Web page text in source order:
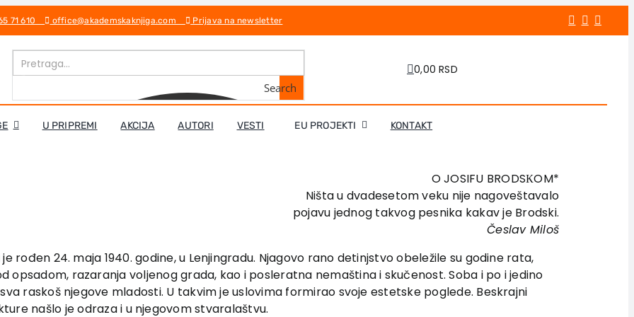
71 610 office@akademskaknjiga.com Prijava na newsletter
Search
0,00 RSD
U PRIPREMI AKCIJA AUTORI VESTI EU PROJEKTI KONTAKT
O JOSIFU BRODSКOM*
Ništa u dvadesetom veku nije nagoveštavalo
pojavu jednog takvog pesnika kakav je Brodski.
Česlav Miloš
rođen 24. maja 1940. godine, u Lenjingradu. Njagovo rano detinjstvo obeležile su godine rata,
opsadom, razaranja voljenog grada, kao i posleratna nemaština i skučenost. Soba i po i jedino
raskoš njegove mladosti. U takvim je uslovima formirao svoje estetske poglede. Beskrajni
našlo je odraza i u njegovom stvaralaštvu.